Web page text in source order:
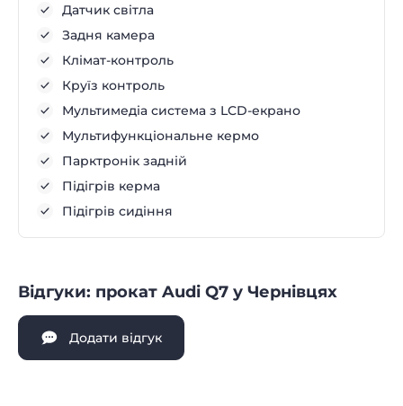
Датчик світла
Задня камера
Клімат-контроль
Круїз контроль
Мультимедіа система з LCD-екрано
Мультифункціональне кермо
Парктронік задній
Підігрів керма
Підігрів сидіння
Відгуки: прокат Audi Q7 у Чернівцях
Додати відгук